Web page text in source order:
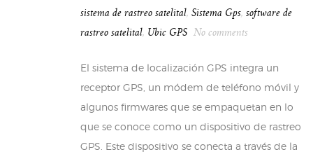
sistema de rastreo satelital, Sistema Gps, software de
rastreo satelital, Ubic GPS No comments
El sistema de localización GPS integra un
receptor GPS, un módem de teléfono móvil y
algunos firmwares que se empaquetan en lo
que se conoce como un dispositivo de rastreo
GPS. Este dispositivo se conecta a través de la